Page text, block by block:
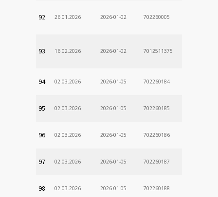
92 26.01.2026 2026-01-02 702260005
93 16.02.2026 2026-01-02 7012511375
94 02.03.2026 2026-01-05 702260184
95 02.03.2026 2026-01-05 702260185
96 02.03.2026 2026-01-05 702260186
97 02.03.2026 2026-01-05 702260187
98 02.03.2026 2026-01-05 702260188